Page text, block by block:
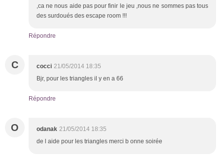
,ca ne nous aide pas pour finir le jeu ,nous ne sommes pas tous
des surdoués des escape room !!!
Répondre
C cocci 21/05/2014 18:35
Bjr, pour les triangles il y en a 66
Répondre
O odanak 21/05/2014 18:35
de l aide pour les triangles merci b onne soirée